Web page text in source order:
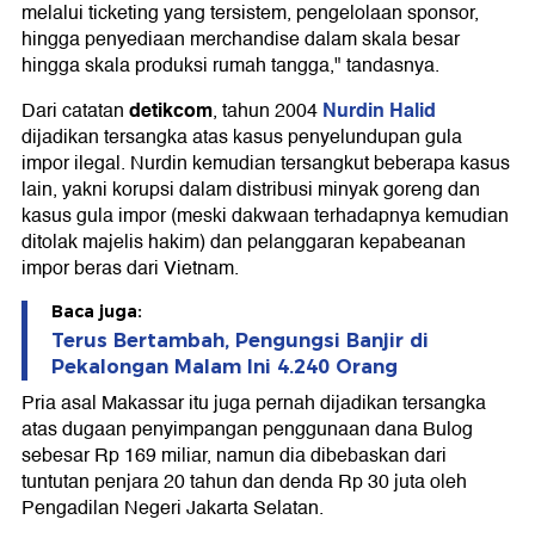
melalui ticketing yang tersistem, pengelolaan sponsor,
hingga penyediaan merchandise dalam skala besar
hingga skala produksi rumah tangga," tandasnya.
Dari catatandetikcom, tahun 2004Nurdin Halid
dijadikan tersangka atas kasus penyelundupan gula
impor ilegal. Nurdin kemudian tersangkut beberapa kasus
lain, yakni korupsi dalam distribusi minyak goreng dan
kasus gula impor (meski dakwaan terhadapnya kemudian
ditolak majelis hakim) dan pelanggaran kepabeanan
impor beras dari Vietnam.
Baca juga:
Terus Bertambah, Pengungsi Banjir di
Pekalongan Malam Ini 4.240 Orang
Pria asal Makassar itu juga pernah dijadikan tersangka
atas dugaan penyimpangan penggunaan dana Bulog
sebesar Rp 169 miliar, namun dia dibebaskan dari
tuntutan penjara 20 tahun dan denda Rp 30 juta oleh
Pengadilan Negeri Jakarta Selatan.